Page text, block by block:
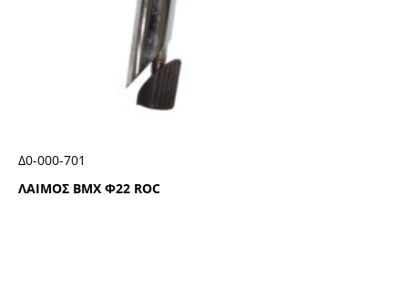
ΛΑΙΜΟΣ ΒΜΧ Φ22 RΟC
Δ0-000-701